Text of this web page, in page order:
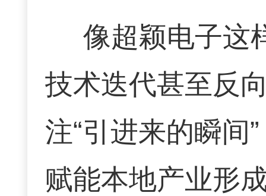
像超颖电子这
技术迭代甚至反
注“引进来的瞬间
赋能本地产业形